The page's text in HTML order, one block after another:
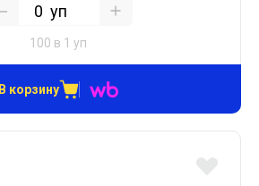
уп
100 в 1 уп
В корзину